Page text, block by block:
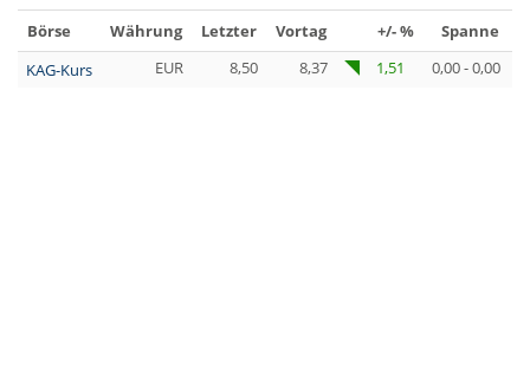
Börse Währung Letzter Vortag +/- % Spanne
KAG-Kurs
EUR 8,50 8,37 1,51 0,00 - 0,00